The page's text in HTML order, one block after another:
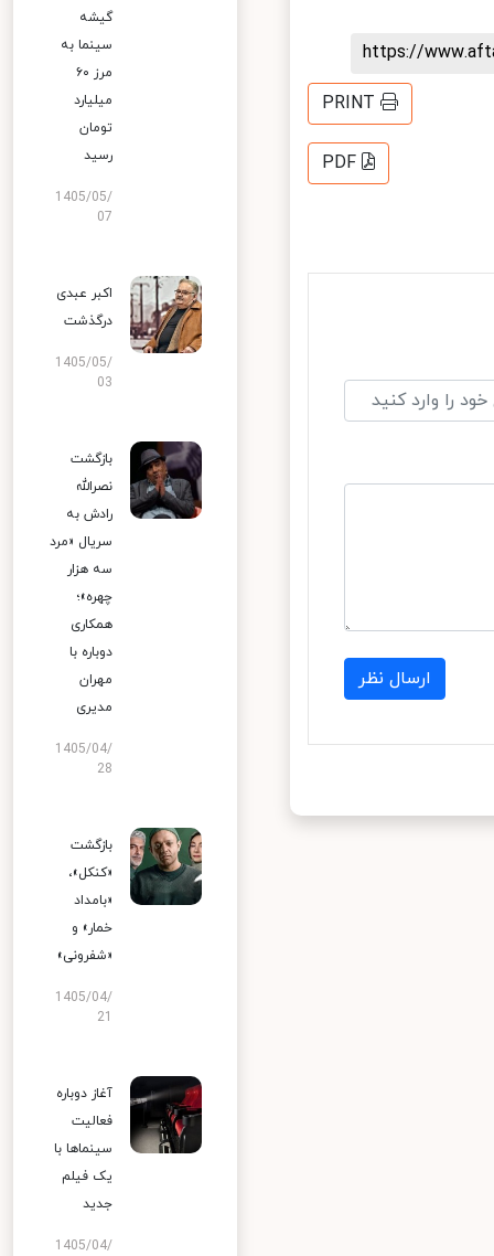
https://
PRINT
PDF
ارسال نظر
گیشه
سینما به
مرز ۶۰
میلیارد
تومان
رسید
1405/05/
07
اکبر عبدی
درگذشت
1405/05/
03
بازگشت
نصرالله
رادش به
سریال «مرد
سه هزار
چهره»؛
همکاری
دوباره با
مهران
مدیری
1405/04/
28
بازگشت
«کنکل»،
«بامداد
خمار» و
«شفرونی»
1405/04/
آغاز دوباره
فعالیت
سینماها با
یک فیلم
جدید
1405/04/